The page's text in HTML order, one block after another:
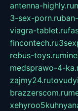
antenna-highly.ru
3-sex-porn.ru
viagra-tablet.ru
fincontech.ru
rebus-toys.ru
medsprawo-4-
zajmy24.ru
brazzerscom.ru